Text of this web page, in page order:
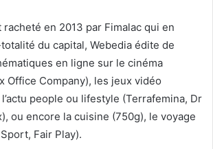
racheté en 2013 par Fimalac qui en
du capital, Webedia édite de
en ligne sur le cinéma
Office Company), les jeux vidéo
l’actu people ou lifestyle (Terrafemina, Dr
ou encore la cuisine (750g), le voyage
Fair Play).